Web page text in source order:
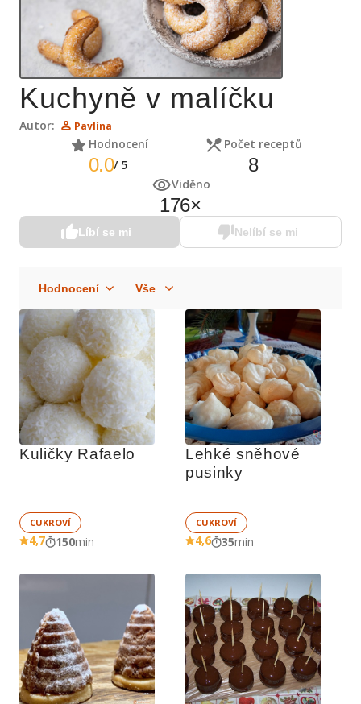
Kuchyně v malíčku
Autor: Pavlína
Hodnocení
0.0/ 5
Počet receptů
8
Viděno
176×
Líbí se mi Nelíbí se mi
Kuličky Rafaelo
CUKROVÍ
4,7 150min
Lehké sněhové
pusinky
CUKROVÍ
4,6 35min